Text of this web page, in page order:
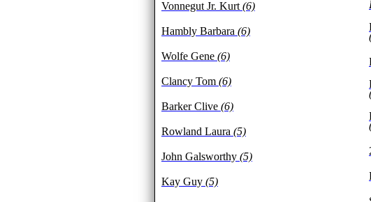
Vonnegut Jr. Kurt (6)
Hambly Barbara (6)
Wolfe Gene (6)
Clancy Tom (6)
Barker Clive (6)
Rowland Laura (5)
John Galsworthy (5)
Kay Guy (5)